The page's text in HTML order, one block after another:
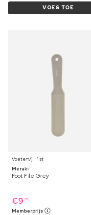
VOEG TOE
Voetenvijl ⋅ 1 st
Meraki
Foot File Grey
€9 29
Memberprijs